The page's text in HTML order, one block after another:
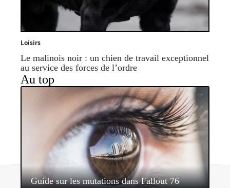
Loisirs
Le malinois noir : un chien de travail exceptionnel
au service des forces de l’ordre
Au top
Guide sur les mutations dans Fallout 76
Contact Mentions légales Sitemap